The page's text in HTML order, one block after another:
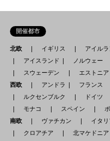
開催都市
北欧 イギリス アイル
アイスランド
ノルウェー
スウェーデン
エストニ
西欧
アンドラ フランス
ルクセンブルク
ドイツ
モナコ
スペイン
南欧
ヴァチカン イタ
クロアチア
北マケドニ